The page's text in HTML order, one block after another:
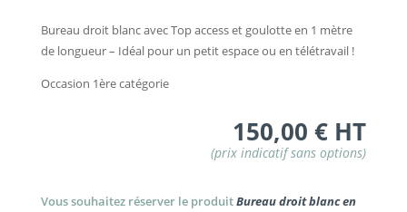
Bureau droit blanc avec Top access et goulotte en 1 mètre
de longueur – Idéal pour un petit espace ou en télétravail !
Occasion 1ère catégorie
150,00€ HT
Vous souhaitez réserver le produitBureau droit blanc en